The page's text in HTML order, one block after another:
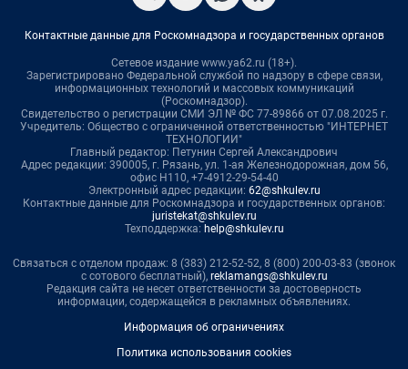
Контактные данные для Роскомнадзора и государственных органов
Сетевое издание www.ya62.ru (18+).
Зарегистрировано Федеральной службой по надзору в сфере связи,
информационных технологий и массовых коммуникаций
(Роскомнадзор).
Свидетельство о регистрации СМИ ЭЛ № ФС 77-89866 от 07.08.2025 г.
Учредитель: Общество с ограниченной ответственностью "ИНТЕРНЕТ
ТЕХНОЛОГИИ"
Главный редактор: Петунин Сергей Александрович
Адрес редакции: 390005, г. Рязань, ул. 1-ая Железнодорожная, дом 56,
офис Н110, +7-4912-29-54-40
Электронный адрес редакции: 62@shkulev.ru
Контактные данные для Роскомнадзора и государственных органов:
juristekat@shkulev.ru
Техподдержка: help@shkulev.ru
Связаться с отделом продаж: 8 (383) 212-52-52, 8 (800) 200-03-83 (звонок
с сотового бесплатный), reklamangs@shkulev.ru
Редакция сайта не несет ответственности за достоверность
информации, содержащейся в рекламных объявлениях.
Информация об ограничениях
Политика использования cookies